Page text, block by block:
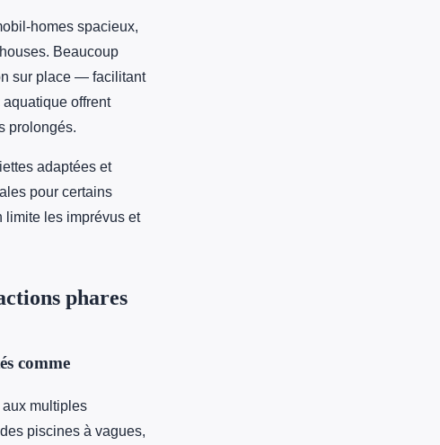
homes spacieux,
Beaucoup
sur place — facilitant
aquatique offrent
prolongés.
adaptées et
pour certains
limite les imprévus et
phares
comme
aux multiples
piscines à vagues,